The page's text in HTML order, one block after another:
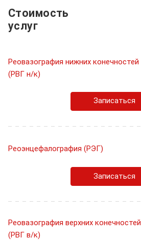
Стоимость
услуг
Реовазография нижних конечностей
(РВГ н/к)
Записаться
Реоэнцефалография (РЭГ)
Записаться
Реовазография верхних конечностей
(РВГ в/к)